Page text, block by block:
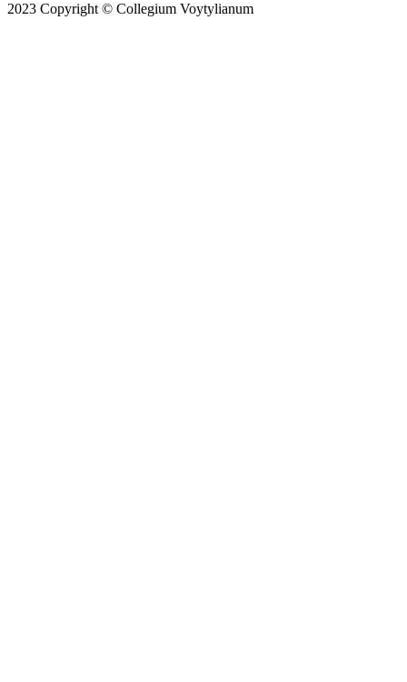
2023 Copyright © Collegium Voytylianum